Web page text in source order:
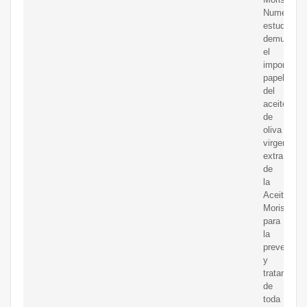
estudios
el
papel
del
aceite
de
oliva
virgen
extra
de
la
Aceituna
Morisca
para
la
prevención
y
tratamiento
de
toda